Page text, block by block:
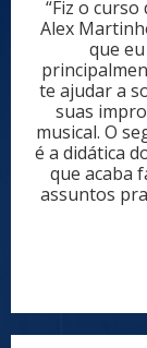
“Fiz o
Alex
que
te ajudar a
suas
musical. O
é a didática
que acaba
assuntos